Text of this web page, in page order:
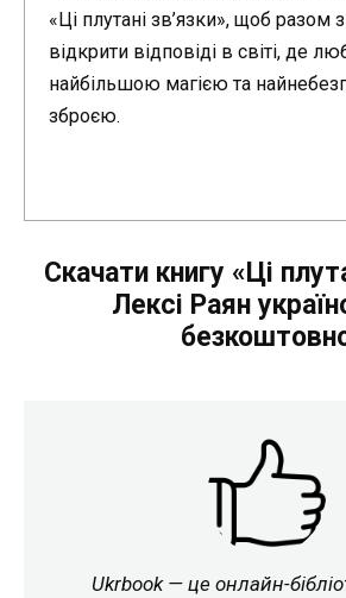
«Ці плутані зв’язки», щоб разом
відкрити відповіді в світі, де
найбільшою магією та
зброєю.
Скачати книгу «Ці
Лексі Раян
Ukrbook — це онлайн-